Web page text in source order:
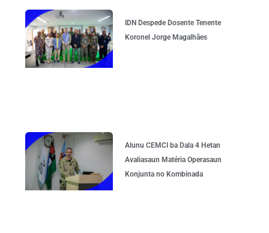
IDN Despede Dosente Tenente
Koronel Jorge Magalhães
Alunu CEMCI ba Dala 4 Hetan
Avaliasaun Matéria Operasaun
Konjunta no Kombinada